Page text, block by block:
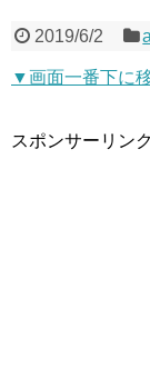
2019/6/2
▼画面一番下に
スポンサーリンク